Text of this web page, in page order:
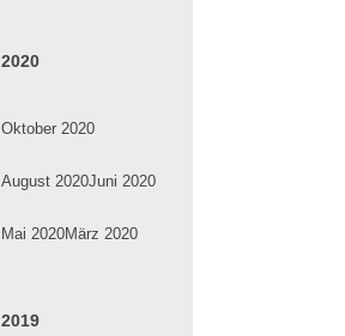
2020
Oktober 2020
August 2020Juni 2020
Mai 2020März 2020
2019